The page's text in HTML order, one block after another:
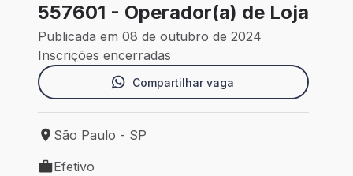
557601 - Operador(a) de Loja
Publicada em 08 de outubro de 2024
Inscrições encerradas
Compartilhar vaga
Local de trabalho: São Paulo - SP
São Paulo - SP
Efetivo